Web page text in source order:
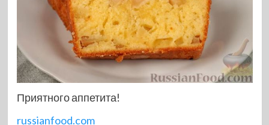
Приятного аппетита!
russianfood.com